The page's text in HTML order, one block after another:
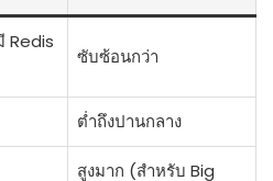
Redis
ซับซ้อนกว่า
ต่ำถึงปานกลาง
สูงมาก (สำหรับ Big